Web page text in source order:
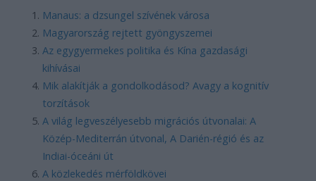
Manaus: a dzsungel szívének városa
Magyarország rejtett gyöngyszemei
Az egygyermekes politika és Kína gazdasági
kihívásai
Mik alakítják a gondolkodásod? Avagy a kognitív
torzítások
A világ legveszélyesebb migrációs útvonalai: A
Közép-Mediterrán útvonal, A Darién-régió és az
Indiai-óceáni út
A közlekedés mérföldkövei